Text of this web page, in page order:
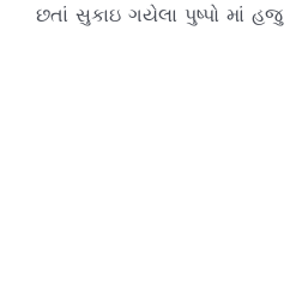
છતાં સુકાઇ ગયેલા પુષ્પો માં